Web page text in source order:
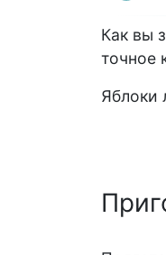
Как вы
точное
Яблоки